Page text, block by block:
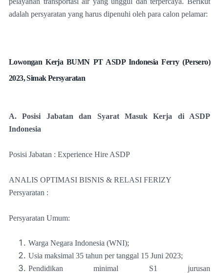
adalah persyaratan yang harus dipenuhi oleh para calon pelamar:
Lowongan Kerja BUMN PT ASDP Indonesia Ferry (Persero)
2023, Simak Persyaratan
A. Posisi Jabatan dan Syarat Masuk Kerja di ASDP
Indonesia
Posisi Jabatan : Experience Hire ASDP
ANALIS OPTIMASI BISNIS & RELASI FERIZY
Persyaratan :
Persyaratan Umum:
Warga Negara Indonesia (WNI);
Usia maksimal 35 tahun per tanggal 15 Juni 2023;
Pendidikan minimal S1 jurusan